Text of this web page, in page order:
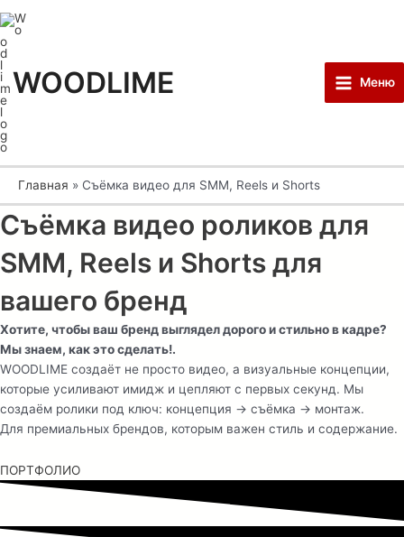
к
содержимому
WOODLIME Меню
Главная Съёмка видео для SMM, Reels и Shorts
Съёмка видео роликов для
SMM, Reels и Shortsдля
вашего бренд
Хотите, чтобы ваш бренд выглядел дорого и стильно в кадре?
Мы знаем, как это сделать!.
WOODLIME создаёт не просто видео, а визуальные концепции,
которые усиливают имидж и цепляют с первых секунд. Мы
создаём ролики под ключ: концепция → съёмка → монтаж.
Для премиальных брендов, которым важен стиль и содержание.
ПОРТФОЛИО